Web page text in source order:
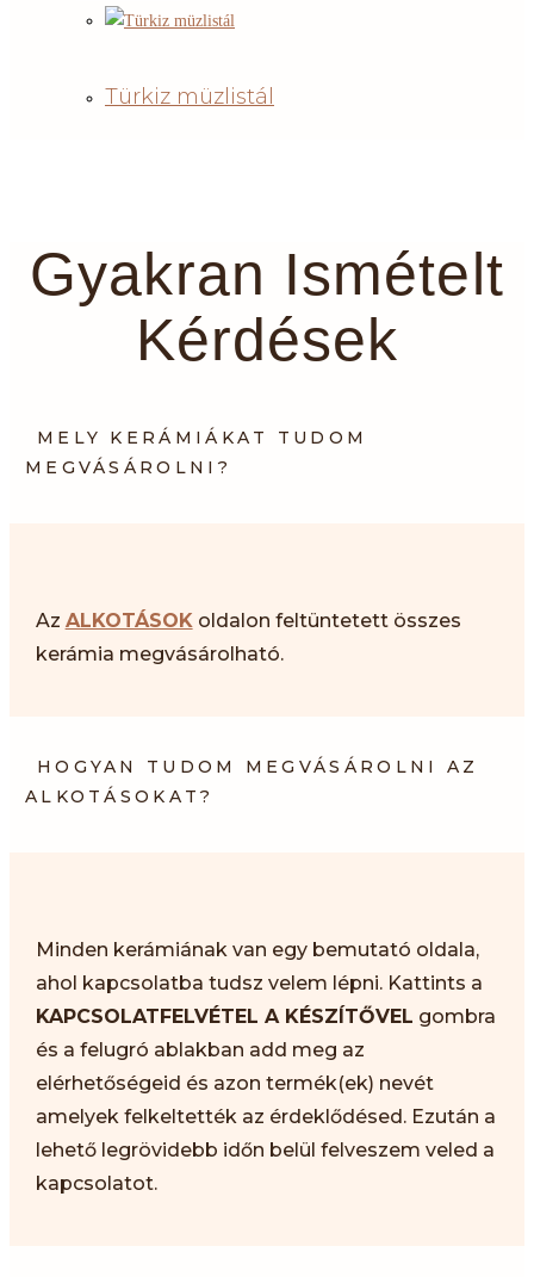
Türkiz müzlistál
Gyakran Ismételt
Kérdések
MELY KERÁMIÁKAT TUDOM
MEGVÁSÁROLNI?
Az ALKOTÁSOKoldalon feltüntetett összes
kerámia megvásárolható.
HOGYAN TUDOM MEGVÁSÁROLNI AZ
ALKOTÁSOKAT?
Minden kerámiának van egy bemutató oldala,
ahol kapcsolatba tudsz velem lépni. Kattints a
KAPCSOLATFELVÉTEL A KÉSZÍTŐVEL gombra
és a felugró ablakban add meg az
elérhetőségeid és azon termék(ek) nevét
amelyek felkeltették az érdeklődésed. Ezután a
lehető legrövidebb időn belül felveszem veled a
kapcsolatot.